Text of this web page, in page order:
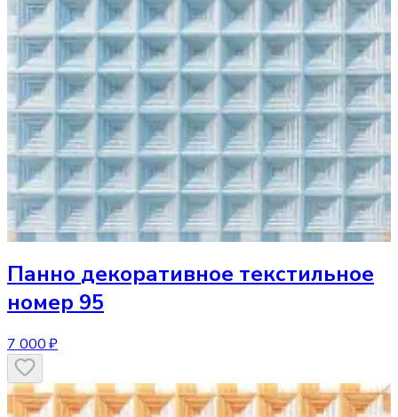
Панно декоративное текстильное
номер 95
7 000 ₽